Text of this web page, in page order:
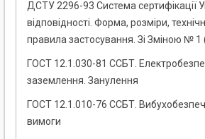
ДСТУ 2296-93 Система сертифікації
відповідності. Форма, розміри,
правила застосування. Зі Зміною №
ГОСТ 12.1.030-81 ССБТ.
заземлення. Занулення
ГОСТ 12.1.010-76 ССБТ.
вимоги